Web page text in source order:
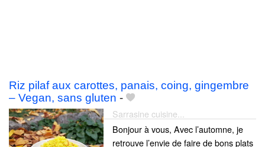
Riz pilaf aux carottes, panais, coing, gingembre
– Vegan, sans gluten -
Sarrasine cuisine...
Bonjour à vous, Avec l’automne, je
retrouve l’envie de faire de bons plats